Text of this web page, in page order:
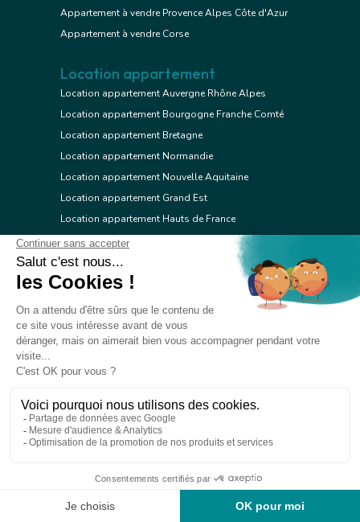
© 2026 Réseau immobilier l'Adresse
Appartement à vendre Provence Alpes Côte d'Azur
Appartement à vendre Corse
Location appartement
Location appartement Auvergne Rhône Alpes
Location appartement Bourgogne Franche Comté
Location appartement Bretagne
Location appartement Normandie
Location appartement Nouvelle Aquitaine
Location appartement Grand Est
Location appartement Hauts de France
Location appartement Ile de France
Location appartement Centre Val de Loire
Location appartement Occitanie
Location appartement Provence Alpes Côte d'Azur
Location appartement Corse
Webdesign by Tod.